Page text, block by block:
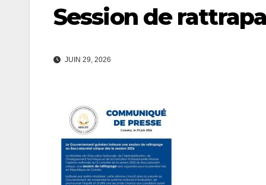
Session de
JUIN 29, 2026